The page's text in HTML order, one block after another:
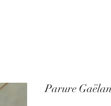
Parure